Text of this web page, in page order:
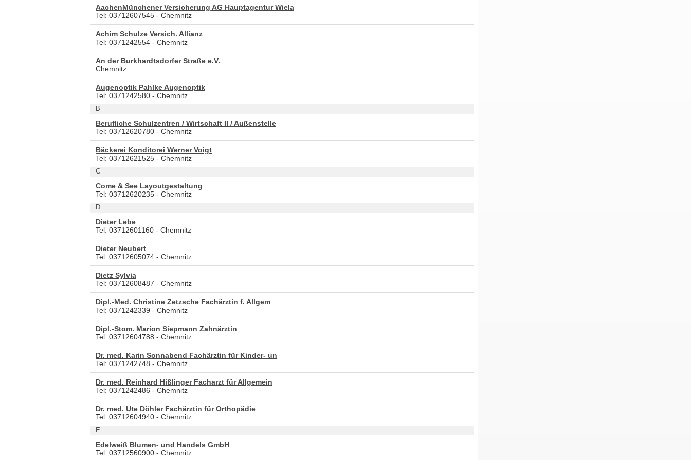
AachenMünchener Versicherung AG Hauptagentur Wiela
Tel: 03712607545 - Chemnitz
Achim Schulze Versich. Allianz
Tel: 0371242554 - Chemnitz
An der Burkhardtsdorfer Straße e.V.
Chemnitz
Augenoptik Pahlke Augenoptik
Tel: 0371242580 - Chemnitz
B
Berufliche Schulzentren / Wirtschaft II / Außenstelle
Tel: 03712620780 - Chemnitz
Bäckerei Konditorei Werner Voigt
Tel: 03712621525 - Chemnitz
C
Come & See Layoutgestaltung
Tel: 03712620235 - Chemnitz
D
Dieter Lebe
Tel: 03712601160 - Chemnitz
Dieter Neubert
Tel: 03712605074 - Chemnitz
Dietz Sylvia
Tel: 03712608487 - Chemnitz
Dipl.-Med. Christine Zetzsche Fachärztin f. Allgem
Tel: 0371242339 - Chemnitz
Dipl.-Stom. Marion Siepmann Zahnärztin
Tel: 03712604788 - Chemnitz
Dr. med. Karin Sonnabend Fachärztin für Kinder- un
Tel: 0371242748 - Chemnitz
Dr. med. Reinhard Hißlinger Facharzt für Allgemein
Tel: 0371242486 - Chemnitz
Dr. med. Ute Döhler Fachärztin für Orthopädie
Tel: 03712604940 - Chemnitz
E
Edelweiß Blumen- und Handels GmbH
Tel: 03712560900 - Chemnitz